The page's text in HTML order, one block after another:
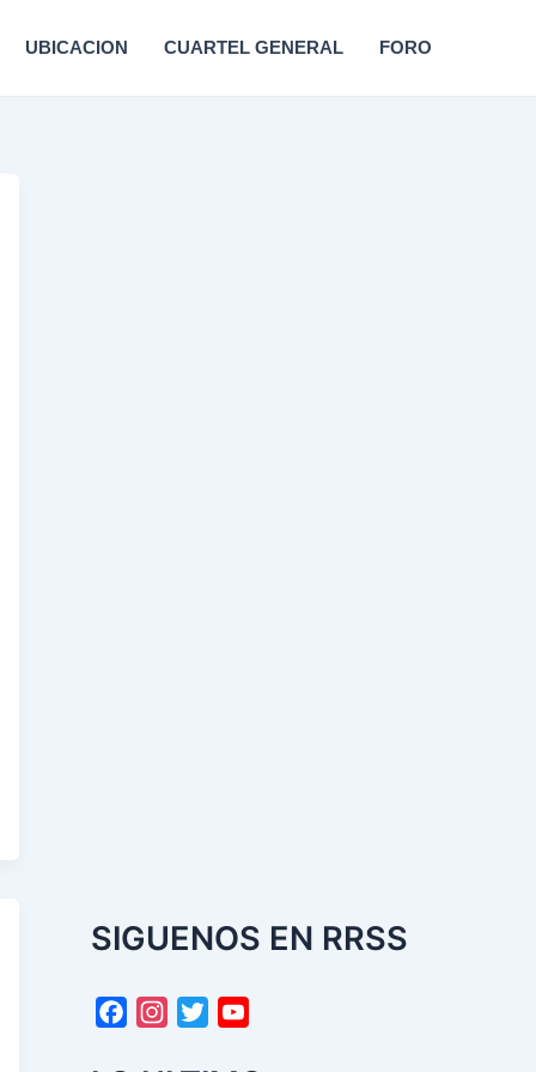
UBICACION CUARTEL GENERAL FORO
SIGUENOS EN RRSS